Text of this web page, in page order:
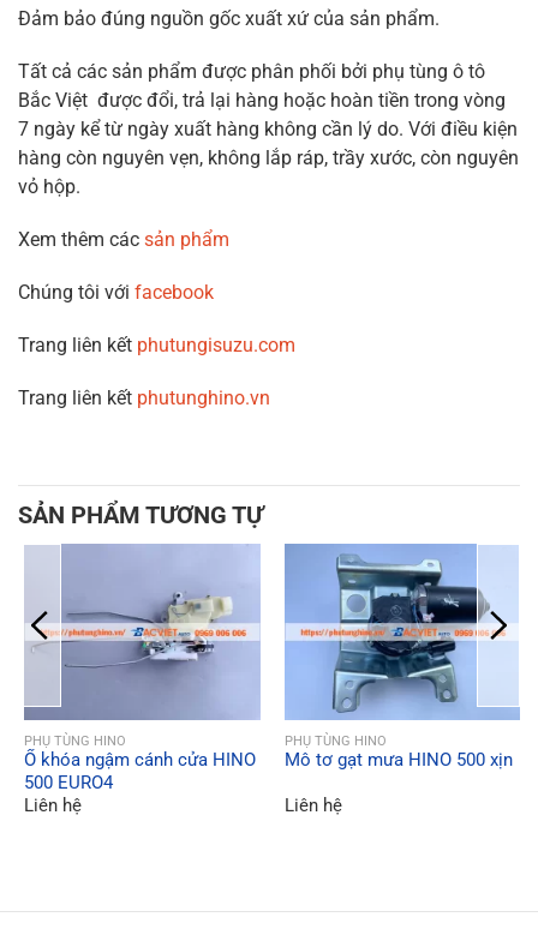
Đảm bảo đúng nguồn gốc xuất xứ của sản phẩm.
Tất cả các sản phẩm được phân phối bởi phụ tùng ô tô
Bắc Việt được đổi, trả lại hàng hoặc hoàn tiền trong vòng
7 ngày kể từ ngày xuất hàng không cần lý do. Với điều kiện
hàng còn nguyên vẹn, không lắp ráp, trầy xước, còn nguyên
vỏ hộp.
Xem thêm các sản phẩm
Chúng tôi với facebook
Trang liên kết phutungisuzu.com
Trang liên kết phutunghino.vn
SẢN PHẨM TƯƠNG TỰ
QUICK VIEW
PHỤ TÙNG HINO
Ổ khóa ngậm cánh cửa HINO
500 EURO4
Liên hệ
QUICK VIEW
PHỤ TÙNG HINO
Mô tơ gạt mưa HINO 500 xịn
Liên hệ